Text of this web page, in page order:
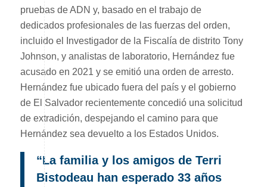
pruebas de ADN y, basado en el trabajo de
dedicados profesionales de las fuerzas del orden,
incluido el Investigador de la Fiscalía de distrito Tony
Johnson, y analistas de laboratorio, Hernández fue
acusado en 2021 y se emitió una orden de arresto.
Hernández fue ubicado fuera del país y el gobierno
de El Salvador recientemente concedió una solicitud
de extradición, despejando el camino para que
Hernández sea devuelto a los Estados Unidos.
“La familia y los amigos de Terri
Bistodeau han esperado 33 años